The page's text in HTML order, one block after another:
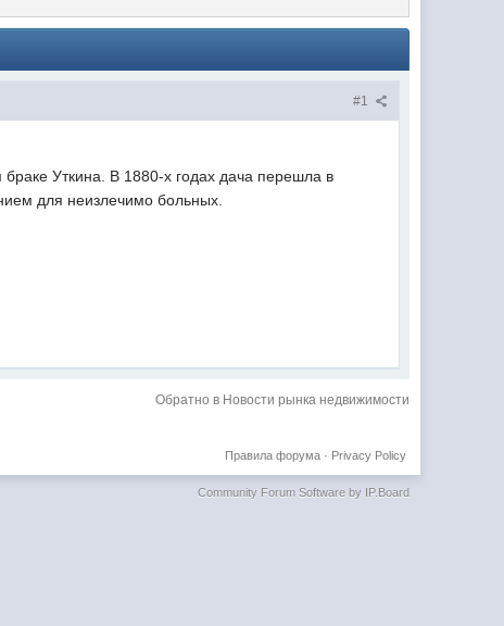
#1
Уткина. В 1880-х годах дача перешла в
для неизлечимо больных.
Обратно в Новости рынка недвижимости
Privacy Policy
Правила форума·
Community Forum Software by IP.Board